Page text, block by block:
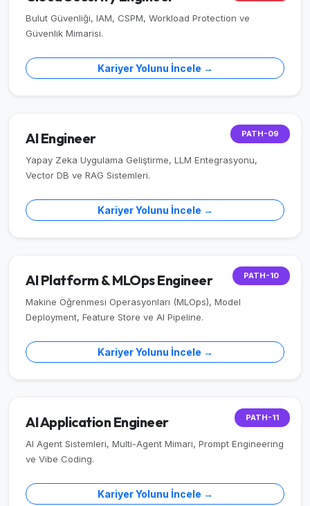
Bulut Güvenliği, IAM, CSPM, Workload Protection ve
Güvenlik Mimarisi.
Kariyer Yolunu İncele →
PATH-09
AI Engineer
Yapay Zeka Uygulama Geliştirme, LLM Entegrasyonu,
Vector DB ve RAG Sistemleri.
Kariyer Yolunu İncele →
PATH-10
AI Platform & MLOps Engineer
Makine Öğrenmesi Operasyonları (MLOps), Model
Deployment, Feature Store ve AI Pipeline.
Kariyer Yolunu İncele →
PATH-11
AI Application Engineer
AI Agent Sistemleri, Multi-Agent Mimari, Prompt Engineering
ve Vibe Coding.
Kariyer Yolunu İncele →